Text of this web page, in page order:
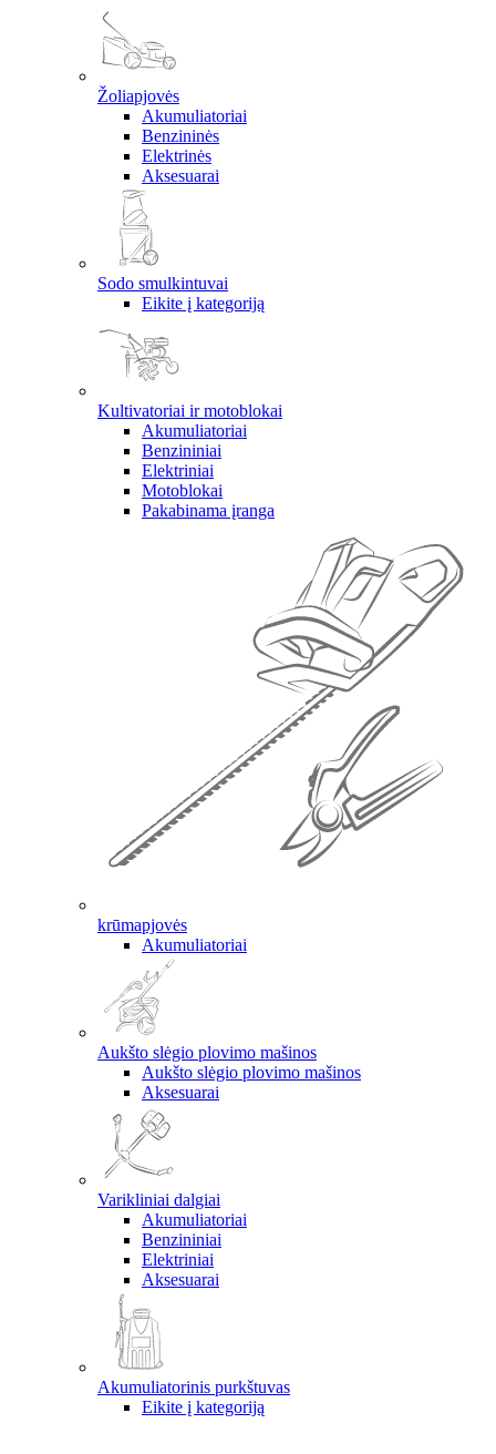
Žoliapjovės
Akumuliatoriai
Benzininės
Elektrinės
Aksesuarai
Sodo smulkintuvai
Eikite į kategoriją
Kultivatoriai ir motoblokai
Akumuliatoriai
Benzininiai
Elektriniai
Motoblokai
Pakabinama įranga
krūmapjovės
Akumuliatoriai
Aukšto slėgio plovimo mašinos
Aukšto slėgio plovimo mašinos
Aksesuarai
Varikliniai dalgiai
Akumuliatoriai
Benzininiai
Elektriniai
Aksesuarai
Akumuliatorinis purkštuvas
Eikite į kategoriją